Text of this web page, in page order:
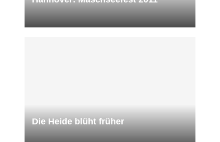
Die Heide blüht früher